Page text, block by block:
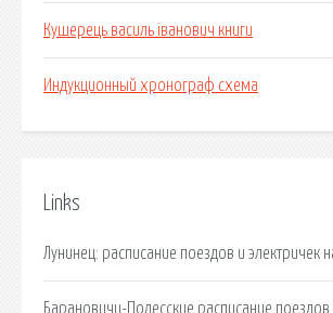
Кушерець василь іванович книги
Индукционный хронограф схема
Links
Лунинец: расписание поездов и электричек
Барановичи-Полесские расписание поездов